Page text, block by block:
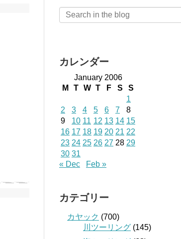
カレンダー
January 2006
M
T W T F S
S
1
2
3 4 5 6 7
8
9
10 11 12 13 14 15
16 17 18 19 20 21 22
23 24 25 26 27 28 29
30 31
« Dec
Feb »
カテゴリー
カヤック (700)
川ツーリング (145)